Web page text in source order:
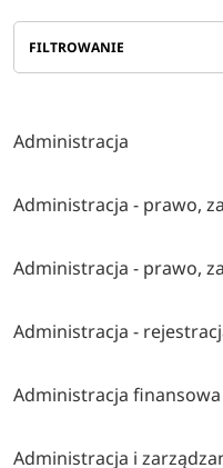
FILTROWANIE
Administracja
Administracja - prawo,
Administracja -
Administracja
Administracja i